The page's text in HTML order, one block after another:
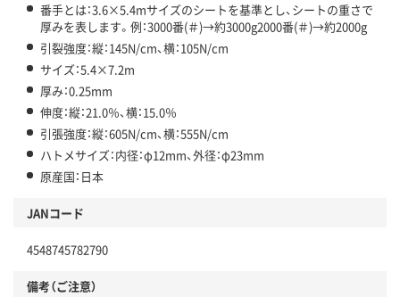
番手とは：3.6×5.4mサイズのシートを基準とし、シートの重さで
厚みを表します。例：3000番(＃)→約3000g2000番(＃)→約2000g
引裂強度：縦：145N/cm、横：105N/cm
サイズ：5.4×7.2m
厚み：0.25mm
伸度：縦：21.0％、横：15.0％
引張強度：縦：605N/cm、横：555N/cm
ハトメサイズ：内径：φ12mm、外径：φ23mm
原産国：日本
JANコード
4548745782790
備考（ご注意）